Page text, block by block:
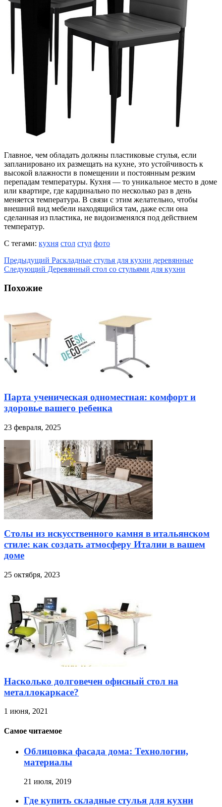
Главное, чем обладать должны пластиковые стулья, если
запланировано их размещать на кухне, это устойчивость к
высокой влажности в помещении и постоянным резким
перепадам температуры. Кухня — то уникальное место в доме
или квартире, где кардинально по несколько раз в день
меняется температура. В связи с этим желательно, чтобы
внешний вид мебели находящийся там, даже если она
сделанная из пластика, не видоизменялся под действием
температур.
С тегами: кухня стол стул фото
Предыдущий Раскладные стулья для кухни деревянные
Следующий Деревянный стол со стульями для кухни
Похожие
Парта ученическая одноместная: комфорт и
здоровье вашего ребенка
23 февраля, 2025
Столы из искусственного камня в итальянском
стиле: как создать атмосферу Италии в вашем
доме
25 октября, 2023
Насколько долговечен офисный стол на
металлокаркасе?
1 июня, 2021
Самое читаемое
Облицовка фасада дома: Технологии,
материалы
21 июля, 2019
Где купить складные стулья для кухни